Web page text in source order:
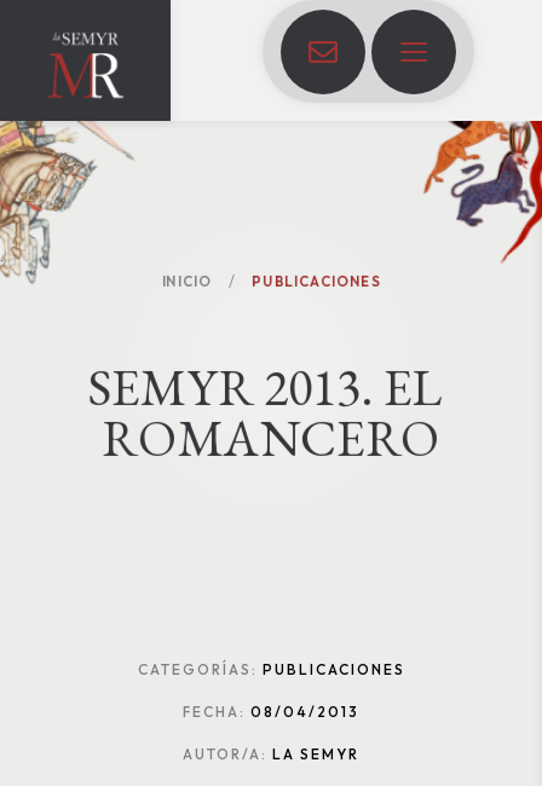
INICIO PUBLICACIONES
SEMYR2013. EL
ROMANCERO
CATEGORÍAS: PUBLICACIONES
FECHA: 08/04/2013
AUTOR/A: LA SEMYR